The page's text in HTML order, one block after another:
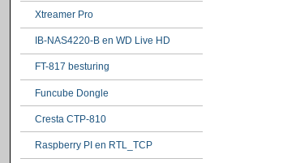
Xtreamer Pro
IB-NAS4220-B en WD Live HD
FT-817 besturing
Funcube Dongle
Cresta CTP-810
Raspberry PI en RTL_TCP